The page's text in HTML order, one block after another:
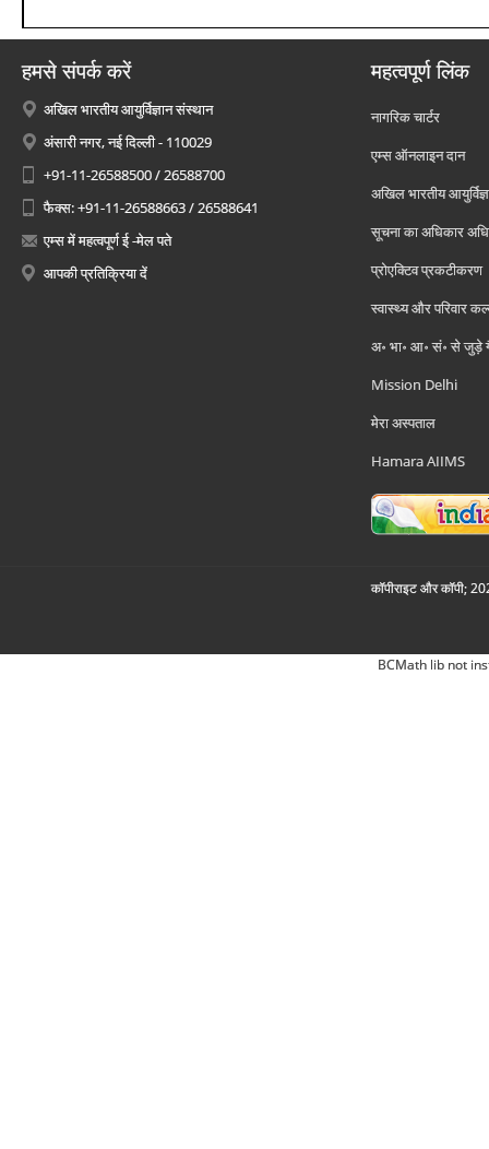
हमसे संपर्क करें
अखिल भारतीय आयुर्विज्ञान संस्थान
अंसारी नगर, नई दिल्ली - 110029
+91-11-26588500 / 26588700
फैक्स: +91-11-26588663 / 26588641
एम्स में महत्वपूर्ण ई -मेल पते
आपकी प्रतिक्रिया दें
महत्वपूर्ण लिंक
नागरिक चार्टर
एम्स ऑनलाइन दान
अखिल भारतीय
सूचना का अधिकार
प्रोएक्टिव प्रकटीकरण
स्वास्थ्य और परिवार
अ॰ भा॰ आ॰ सं॰ से जुड़े
Mission Delhi
मेरा अस्पताल
Hamara AIIMS
कॉपीराइट और कॉपी;
BCMath lib not